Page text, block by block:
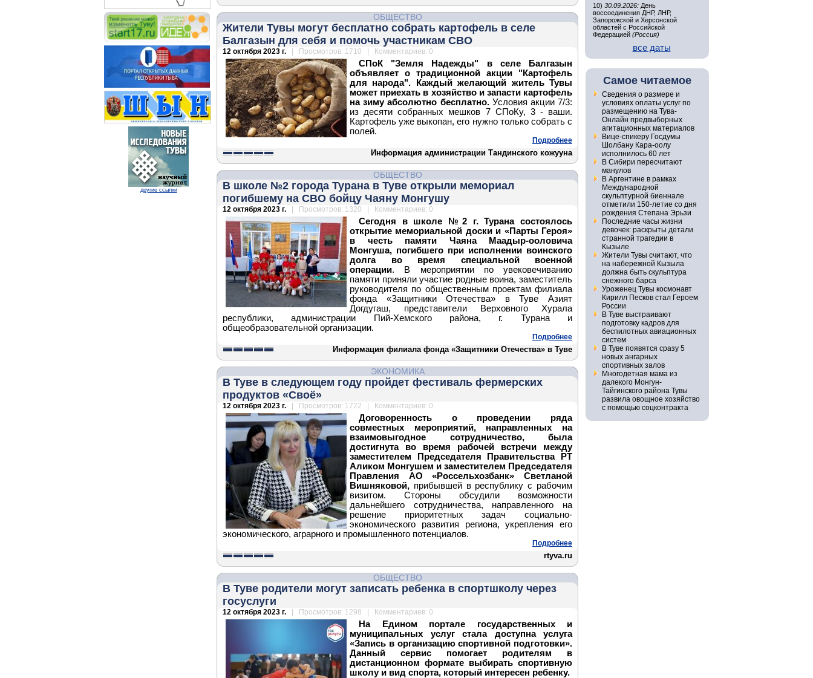
другие ссылки
ОБЩЕСТВО
Жители Тувы могут бесплатно собрать картофель в селе
Балгазын для себя и помочь участникам СВО
12 октября 2023 г. | Просмотров: 1710 | Комментариев: 0
СПоК "Земля Надежды" в селе Балгазын
объявляет о традиционной акции "Картофель
для народа". Каждый желающий житель Тувы
может приехать в хозяйство и запасти картофель
на зиму абсолютно бесплатно. Условия акции 7/3:
из десяти собранных мешков 7 СПоКу, 3 - ваши.
Картофель уже выкопан, его нужно только собрать с
полей.
Подробнее
Информация администрации Тандинского кожууна
ОБЩЕСТВО
В школе №2 города Турана в Туве открыли мемориал
погибшему на СВО бойцу Чаяну Монгушу
12 октября 2023 г. | Просмотров: 1320 | Комментариев: 0
Сегодня в школе №2 г. Турана состоялось
открытие мемориальной доски и «Парты Героя»
в честь памяти Чаяна Маадыр-ооловича
Монгуша, погибшего при исполнении воинского
долга во время специальной военной
операции.
В мероприятии по увековечиванию
памяти приняли участие родные воина, заместитель
руководителя по общественным проектам филиала
фонда «Защитники Отечества» в Туве Азият
Догдугаш, представители Верховного Хурала
республики, администрации Пий-Хемского района, г. Турана и
общеобразовательной организации.
Подробнее
Информация филиала фонда «Защитники Отечества» в Туве
ЭКОНОМИКА
В Туве в следующем году пройдет фестиваль фермерских
продуктов «Своё»
12 октября 2023 г. | Просмотров: 1722 | Комментариев: 0
Договоренность о проведении ряда
совместных мероприятий, направленных на
взаимовыгодное сотрудничество, была
достигнута во время рабочей встречи между
заместителем Председателя Правительства РТ
Аликом Монгушем и заместителем Председателя
Правления АО «Россельхозбанк» Светланой
Вишняковой, прибывшей в республику с рабочим
визитом. Стороны обсудили возможности
дальнейшего сотрудничества, направленного на
решение приоритетных задач социально-
экономического развития региона, укрепления его
экономического, аграрного и промышленного потенциалов.
Подробнее
rtyva.ru
ОБЩЕСТВО
В Туве родители могут записать ребенка в спортшколу через
госуслуги
12 октября 2023 г. | Просмотров: 1298 | Комментариев: 0
На Едином портале государственных и
муниципальных услуг стала доступна услуга
«Запись в организацию спортивной подготовки».
Данный сервис помогает родителям в
дистанционном формате выбирать спортивную
школу и вид спорта, который интересен ребенку.
10) 30.09.2026: День
воссоединения ДНР, ЛНР,
Запорожской и Херсонской
областей с Российской
Федерацией (Россия)
все даты
Самое читаемое
Сведения о размере и
условиях оплаты услуг по
размещению на Тува-
Онлайн предвыборных
агитационных материалов
Вице-спикеру Госдумы
Шолбану Кара-оолу
исполнилось 60 лет
В Сибири пересчитают
манулов
В Аргентине в рамках
Международной
скульптурной биеннале
отметили 150-летие со дня
рождения Степана Эрьзи
Последние часы жизни
девочек: раскрыты детали
странной трагедии в
Кызыле
Жители Тувы считают, что
на набережной Кызыла
должна быть скульптура
снежного барса
Уроженец Тувы космонавт
Кирилл Песков стал Героем
России
В Туве выстраивают
подготовку кадров для
беспилотных авиационных
систем
В Туве появятся сразу 5
новых ангарных
спортивных залов
Многодетная мама из
далекого Монгун-
Тайгинского района Тувы
развила овощное хозяйство
с помощью соцконтракта